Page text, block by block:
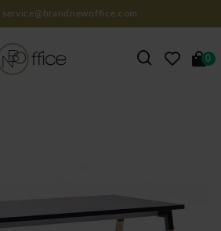
service@brandnewoffice.com
0